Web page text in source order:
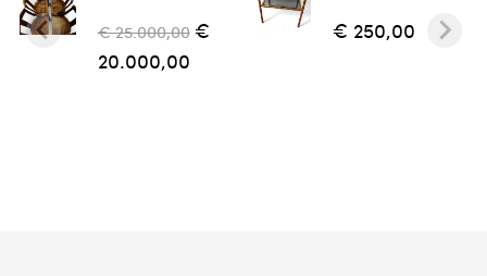
€ 25.000,00 €
20.000,00
€ 250,00